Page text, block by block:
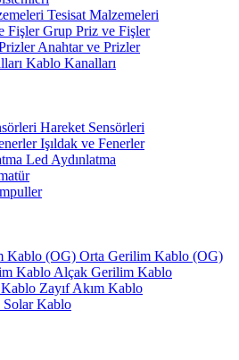
Tesisat Malzemeleri
Grup Priz ve Fişler
Anahtar ve Prizler
Kablo Kanalları
Hareket Sensörleri
Işıldak ve Fenerler
Led Aydınlatma
Orta Gerilim Kablo (OG)
Alçak Gerilim Kablo
Zayıf Akım Kablo
Solar Kablo